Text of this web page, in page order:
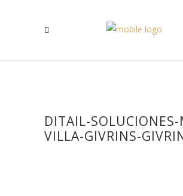
DITAIL-SOLUCIONES-
VILLA-GIVRINS-